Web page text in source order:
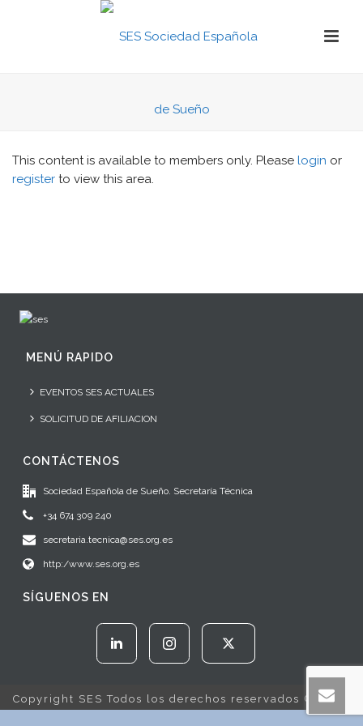
This content is available to members only. Please login or
register to view this area.
MENÚ RAPIDO
EVENTOS SES ACTUALES
SOLICITUD DE AFILIACION
CONTÁCTENOS
Sociedad Española de Sueño. Secretaría Técnica
+34 674 309 240
secretaria.tecnica@ses.org.es
http:/www.ses.org.es
SÍGUENOS EN
Copyright SES Todos los derechos reservados © 2022